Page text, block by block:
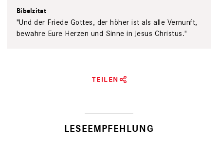
Bibelzitat
"Und der Friede Gottes, der höher ist als alle Vernunft,
bewahre Eure Herzen und Sinne in Jesus Christus."
TEILEN
LESEEMPFEHLUNG